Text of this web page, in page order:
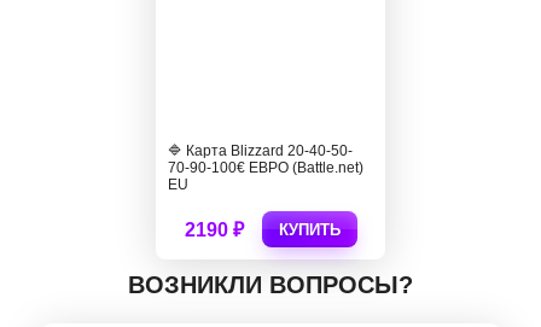
🔷 Карта Blizzard 20-40-50-
70-90-100€ ЕВРО (Battle.net)
EU
2190 ₽ КУПИТЬ
ВОЗНИКЛИ ВОПРОСЫ?